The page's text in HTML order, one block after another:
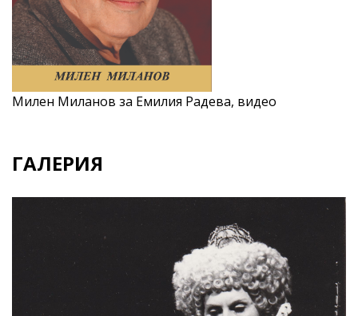
Милен Миланов за Емилия Радева, видео
ГАЛЕРИЯ